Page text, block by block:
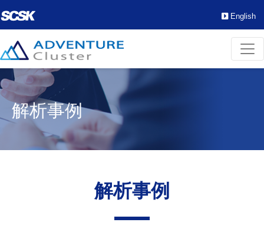
English
解析事例
解析事例